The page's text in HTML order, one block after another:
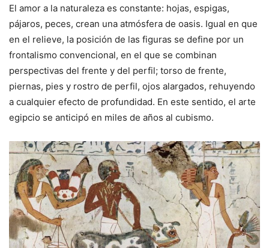
El amor a la naturaleza es constante: hojas, espigas,
pájaros, peces, crean una atmósfera de oasis. Igual en que
en el relieve, la posición de las figuras se define por un
frontalismo convencional, en el que se combinan
perspectivas del frente y del perfil; torso de frente,
piernas, pies y rostro de perfil, ojos alargados, rehuyendo
a cualquier efecto de profundidad. En este sentido, el arte
egipcio se anticipó en miles de años al cubismo.